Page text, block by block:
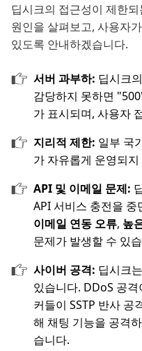
딥시크의 접근성이 제한
원인을 살펴보고, 사용자
있도록 안내하겠습니다.
서버 과부하: 딥시크
감당하지 못하면
가 표시되며, 사용자
지리적 제한: 일부 국
가 자유롭게 운영되
API 및 이메일 문제:
API 서비스 충전을 중
이메일 연동 오류, 높
문제가 발생할 수 있
사이버 공격: 딥시크
있습니다. DDoS 공
커들이 SSTP 반사 공
해 채팅 기능을 공격
습니다.